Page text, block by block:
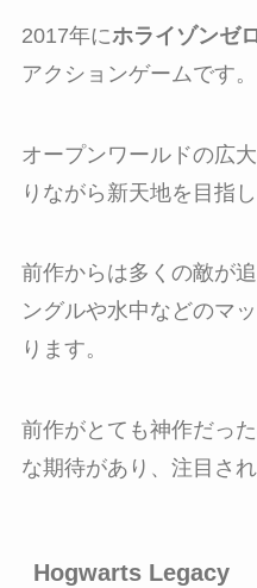
2017年にホライゾンゼ
アクションゲームです。
オープンワールドの広
りながら新天地を目指し
前作からは多くの敵が
ングルや水中などのマ
ります。
前作がとても神作だっ
な期待があり、注目され
Hogwarts Legacy